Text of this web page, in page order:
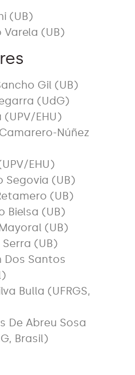
(UB)
Varela (UB)
Gil (UB)
(UdG)
(UPV/EHU)
Núñez
EHU)
Segovia (UB)
(UB)
Bielsa (UB)
(UB)
(UB)
Dos Santos
Bulla (UFRGS,
De Abreu Sosa
Brasil)